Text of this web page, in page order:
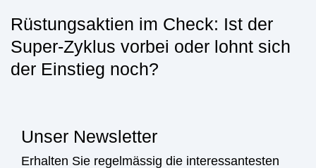
Rüstungsaktien im Check: Ist der
Super-Zyklus vorbei oder lohnt sich
der Einstieg noch?
Unser Newsletter
Erhalten Sie regelmässig die interessantesten